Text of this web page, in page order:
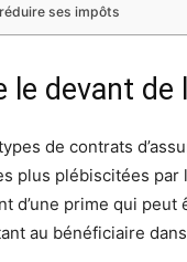
ses impôts
le devant de
de contrats
plus plébiscitées
d’une prime qui
au bénéficiaire